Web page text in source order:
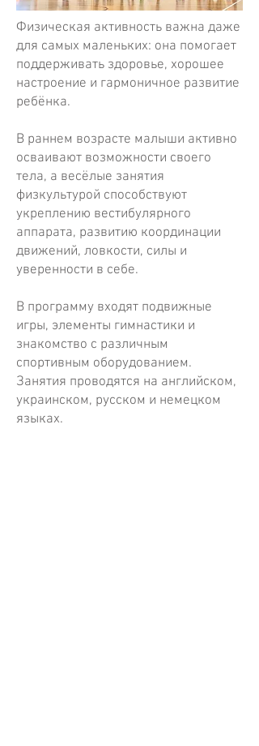
Физическая активность важна даже
для самых маленьких: она помогает
поддерживать здоровье, хорошее
настроение и гармоничное развитие
ребёнка.
В раннем возрасте малыши активно
осваивают возможности своего
тела, а весёлые занятия
физкультурой способствуют
укреплению вестибулярного
аппарата, развитию координации
движений, ловкости, силы и
уверенности в себе.
В программу входят подвижные
игры, элементы гимнастики и
знакомство с различным
спортивным оборудованием.
Занятия проводятся на английском,
украинском, русском и немецком
языках.